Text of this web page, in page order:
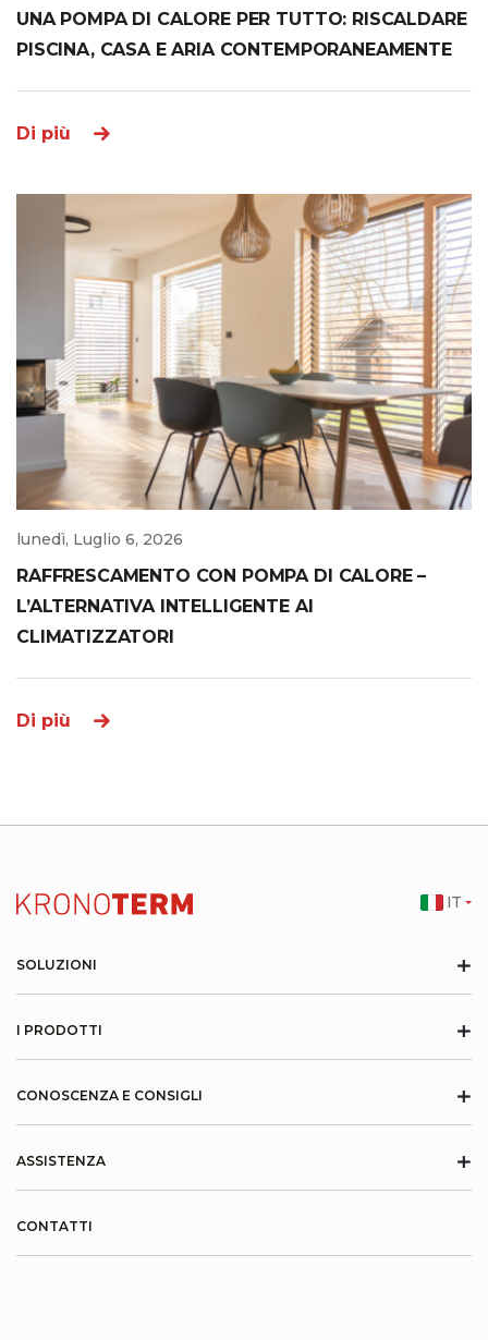
UNA POMPA DI CALORE PER TUTTO: RISCALDARE
PISCINA, CASA E ARIA CONTEMPORANEAMENTE
Di più
lunedì, Luglio 6, 2026
RAFFRESCAMENTO CON POMPA DI CALORE –
L’ALTERNATIVA INTELLIGENTE AI
CLIMATIZZATORI
Di più
SOLUZIONI +
I PRODOTTI +
CONOSCENZA E CONSIGLI +
ASSISTENZA +
CONTATTI
IT